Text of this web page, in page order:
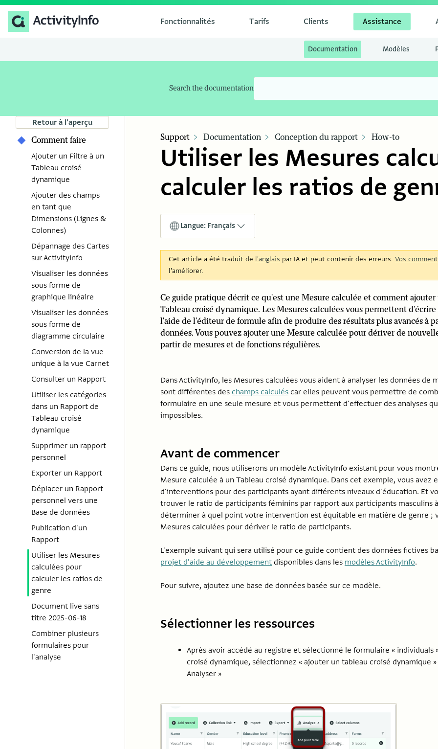
Fonctionnalités Tarifs Clients Assistance
Documentation Modèles
Search the documentation
Retour à l'aperçu
Comment faire
Ajouter un Filtre à un
Tableau croisé
dynamique
Ajouter des champs
en tant que
Dimensions (Lignes &
Colonnes)
Dépannage des Cartes
sur ActivityInfo
Visualiser les données
sous forme de
graphique linéaire
Visualiser les données
sous forme de
diagramme circulaire
Conversion de la vue
unique à la vue Carnet
Consulter un Rapport
Utiliser les catégories
dans un Rapport de
Tableau croisé
dynamique
Supprimer un rapport
personnel
Exporter un Rapport
Déplacer un Rapport
personnel vers une
Base de données
Publication d'un
Rapport
Utiliser les Mesures
calculées pour
calculer les ratios de
genre
Document live sans
titre 2025-06-18
Combiner plusieurs
formulaires pour
l'analyse
Support Documentation Conception du rapport How-to
Utiliser les Mesures
calculer les ratios de
Langue: Français
Cet article a été traduit de l'anglais par IA et peut contenir des erreurs. Vos
l'améliorer.
Ce guide pratique décrit ce qu'est une Mesure calculée et comment
Tableau croisé dynamique. Les Mesures calculées vous permettent d'écrire
l'aide de l'éditeur de formule afin de produire des résultats plus avancés à
données. Vous pouvez ajouter une Mesure calculée pour dériver de
partir de mesures et de fonctions régulières.
Dans ActivityInfo, les Mesures calculées vous aident à analyser les données de
sont différentes des champs calculés car elles peuvent vous permettre de
formulaire en une seule mesure et vous permettent d'effectuer des analyses
impossibles.
Avant de commencer
Dans ce guide, nous utiliserons un modèle ActivityInfo existant pour vous
Mesure calculée à un Tableau croisé dynamique. Dans cet exemple, vous avez
d'interventions pour des participants ayant différents niveaux d'éducation. Et
trouver le ratio de participants féminins par rapport aux participants masculins
déterminer à quel point votre intervention est équitable en matière de genre ;
Mesures calculées pour dériver le ratio de participants.
L'exemple suivant qui sera utilisé pour ce guide contient des données fictives
projet d'aide au développement disponibles dans les modèles ActivityInfo.
Pour suivre, ajoutez une base de données basée sur ce modèle.
Sélectionner les ressources
Après avoir accédé au registre et sélectionné le formulaire « individuals
croisé dynamique, sélectionnez « ajouter un tableau croisé dynamique
Analyser »